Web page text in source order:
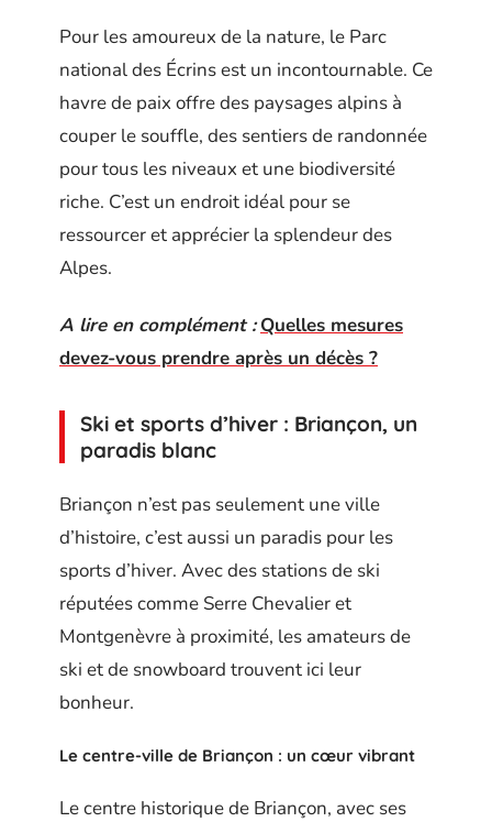
Pour les amoureux de la nature, le Parc
national des Écrins est un incontournable. Ce
havre de paix offre des paysages alpins à
couper le souffle, des sentiers de randonnée
pour tous les niveaux et une biodiversité
riche. C’est un endroit idéal pour se
ressourcer et apprécier la splendeur des
Alpes.
A lire en complément : Quelles mesures
devez-vous prendre après un décès ?
Ski et sports d’hiver : Briançon, un
paradis blanc
Briançon n’est pas seulement une ville
d’histoire, c’est aussi un paradis pour les
sports d’hiver. Avec des stations de ski
réputées comme Serre Chevalier et
Montgenèvre à proximité, les amateurs de
ski et de snowboard trouvent ici leur
bonheur.
Le centre-ville de Briançon : un cœur vibrant
Le centre historique de Briançon, avec ses